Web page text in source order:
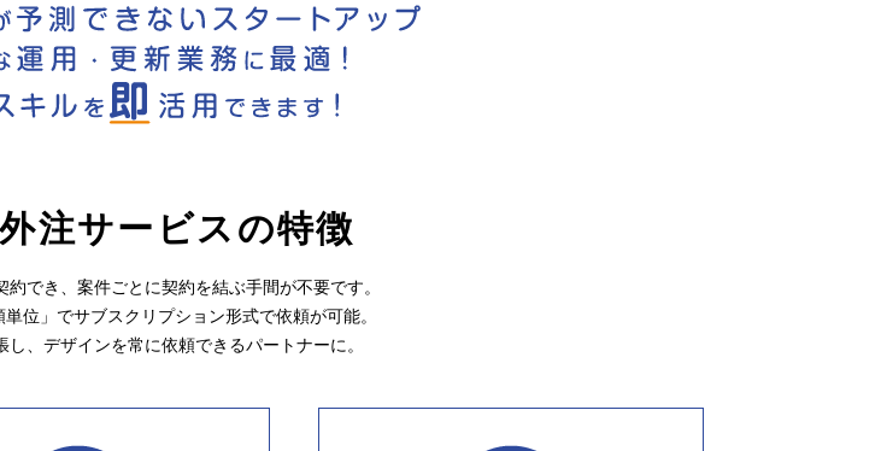
注サービスの特徴
でき、案件ごとに契約を結ぶ手間が不要です。
位」でサブスクリプション形式で依頼が可能。
、デザインを常に依頼できるパートナーに。